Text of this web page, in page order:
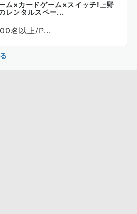
ム×カードゲーム×スイッチ!上野
レンタルスペー...
名以上/P...